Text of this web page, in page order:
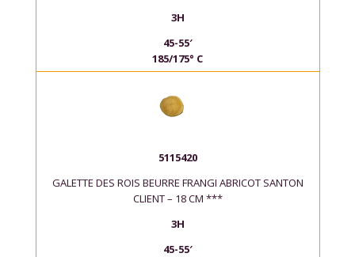
3H
45-55′
185/175° C
5115420
GALETTE DES ROIS BEURRE FRANGI ABRICOT SANTON
CLIENT – 18 CM ***
3H
45-55′